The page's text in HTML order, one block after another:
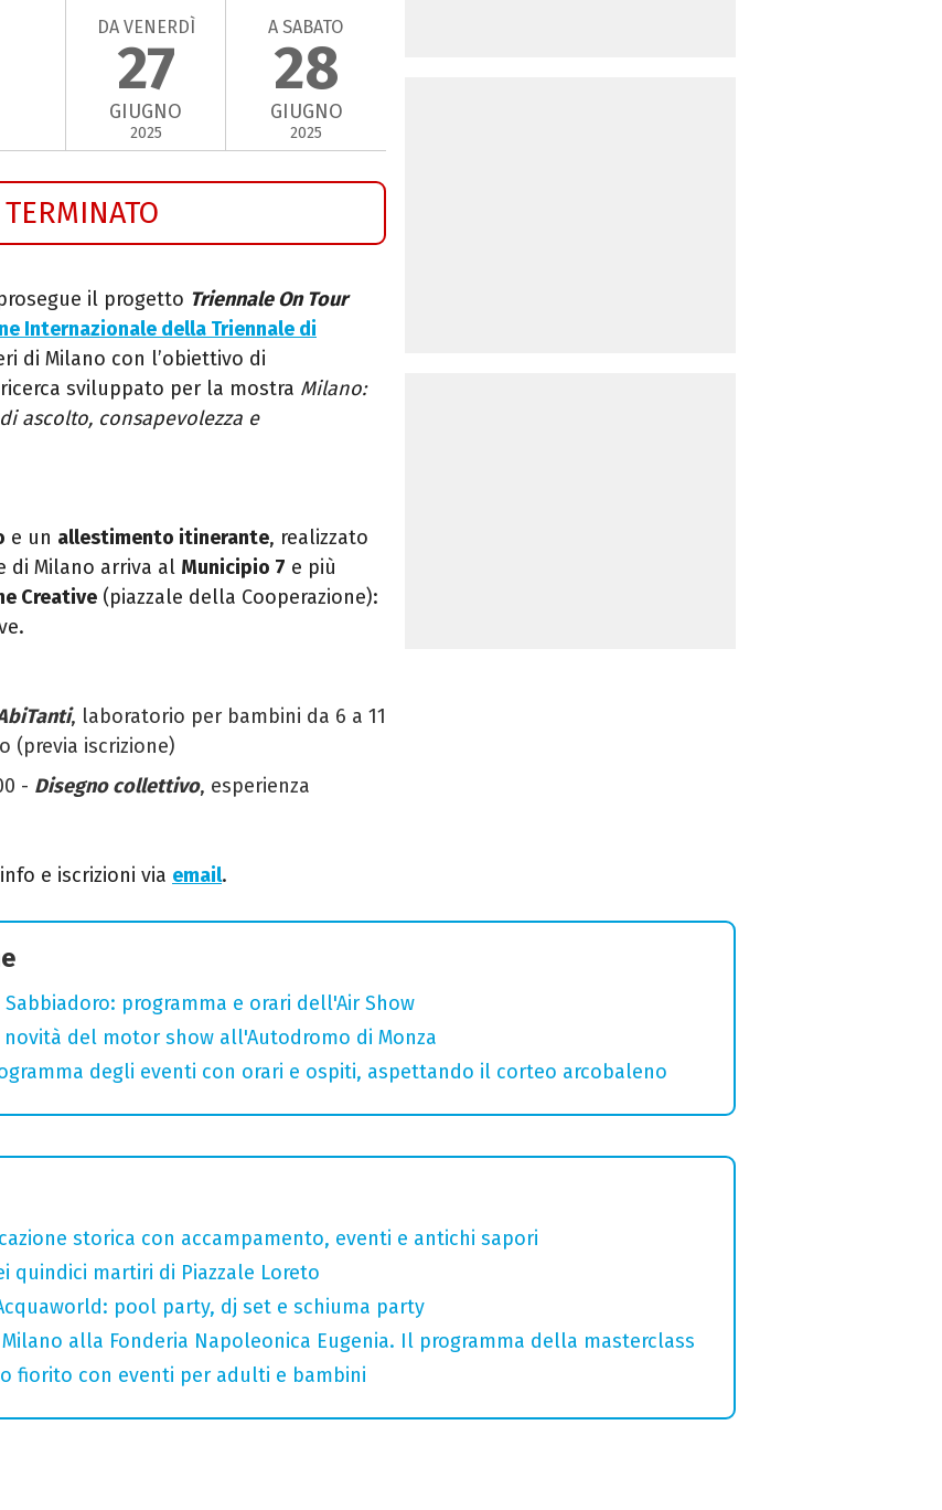
DA VENERDÌ
27
GIUGNO
2025
A SABATO
28
GIUGNO
2025
il progetto Triennale On Tour
Internazionale della Triennale di
di Milano con l’obiettivo di
sviluppato per la mostra Milano:
ascolto, consapevolezza e
e un allestimento itinerante, realizzato
di Milano arriva al Municipio 7 e più
Creative (piazzale della Cooperazione):
, laboratorio per bambini da 6 a 11
(previa iscrizione)
- Disegno collettivo, esperienza
e iscrizioni via email.
Sabbiadoro: programma e orari dell'Air Show
novità del motor show all'Autodromo di Monza
degli eventi con orari e ospiti, aspettando il corteo arcobaleno
storica con accampamento, eventi e antichi sapori
quindici martiri di Piazzale Loreto
pool party, dj set e schiuma party
alla Fonderia Napoleonica Eugenia. Il programma della masterclass
fiorito con eventi per adulti e bambini